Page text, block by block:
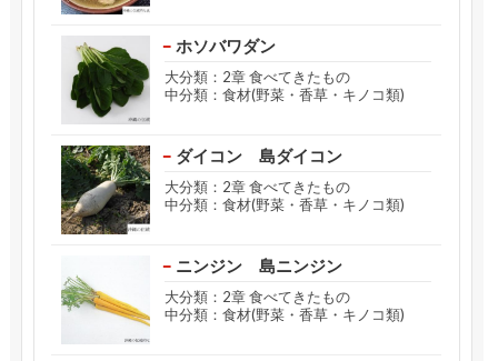
ホソバワダン
大分類：2章 食べてきたもの
中分類：食材(野菜・香草・キノコ類)
ダイコン 島ダイコン
大分類：2章 食べてきたもの
中分類：食材(野菜・香草・キノコ類)
ニンジン 島ニンジン
大分類：2章 食べてきたもの
中分類：食材(野菜・香草・キノコ類)